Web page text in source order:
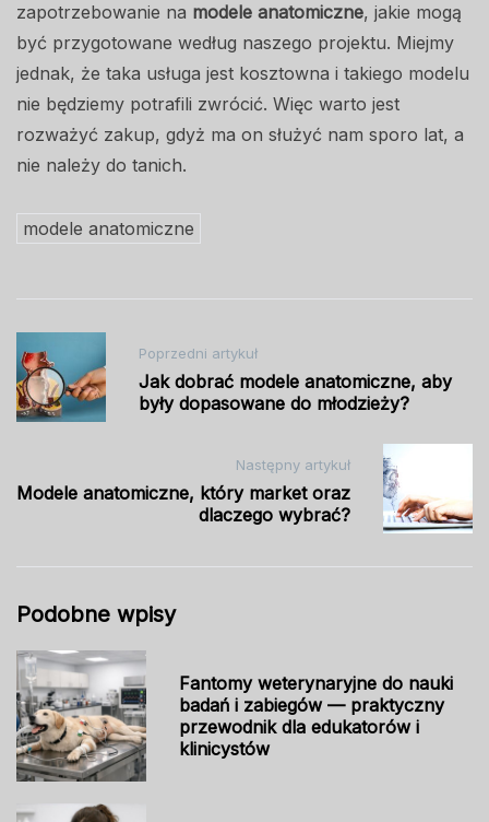
zapotrzebowanie na modele anatomiczne, jakie mogą
być przygotowane według naszego projektu. Miejmy
jednak, że taka usługa jest kosztowna i takiego modelu
nie będziemy potrafili zwrócić. Więc warto jest
rozważyć zakup, gdyż ma on służyć nam sporo lat, a
nie należy do tanich.
modele anatomiczne
Nawigacja
wpisu
Poprzedni artykuł
Jak dobrać modele anatomiczne, aby
były dopasowane do młodzieży?
Następny artykuł
Modele anatomiczne, który market oraz
dlaczego wybrać?
Podobne wpisy
Fantomy weterynaryjne do nauki
badań i zabiegów — praktyczny
przewodnik dla edukatorów i
klinicystów